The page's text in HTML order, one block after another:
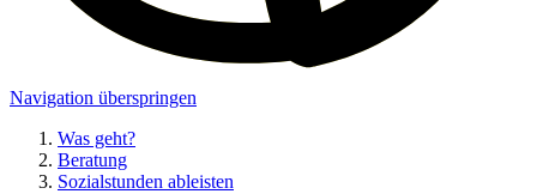
Navigation überspringen
Was geht?
Beratung
Sozialstunden ableisten